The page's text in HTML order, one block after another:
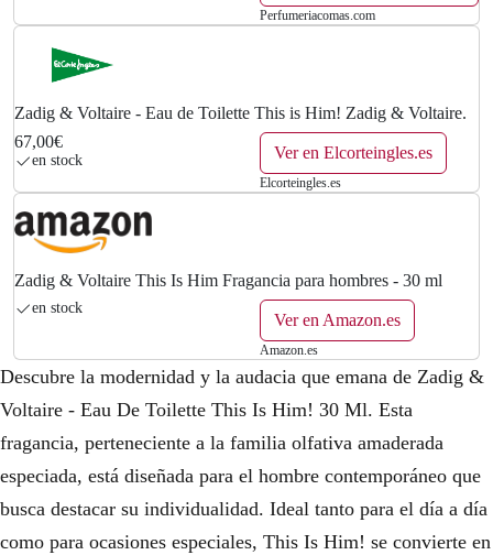
Perfumeriacomas.com
Zadig & Voltaire - Eau de Toilette This is Him! Zadig & Voltaire.
67,00€
en stock Ver en Elcorteingles.es
Elcorteingles.es
Zadig & Voltaire This Is Him Fragancia para hombres - 30 ml
en stock
Ver en Amazon.es
Amazon.es
Descubre la modernidad y la audacia que emana de Zadig &
Voltaire - Eau De Toilette This Is Him! 30 Ml. Esta
fragancia, perteneciente a la familia olfativa amaderada
especiada, está diseñada para el hombre contemporáneo que
busca destacar su individualidad. Ideal tanto para el día a día
como para ocasiones especiales, This Is Him! se convierte en